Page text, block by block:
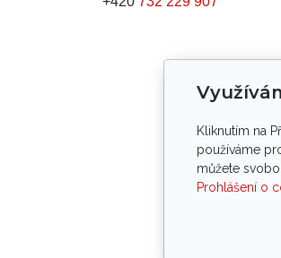
Kliknutím na
používáme
můžete
Prohlášení o